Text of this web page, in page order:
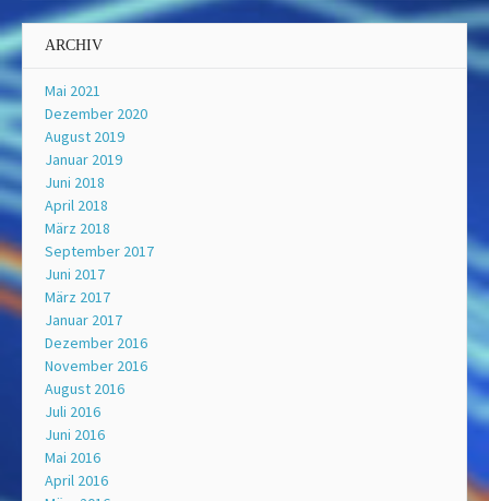
ARCHIV
Mai 2021
Dezember 2020
August 2019
Januar 2019
Juni 2018
April 2018
März 2018
September 2017
Juni 2017
März 2017
Januar 2017
Dezember 2016
November 2016
August 2016
Juli 2016
Juni 2016
Mai 2016
April 2016